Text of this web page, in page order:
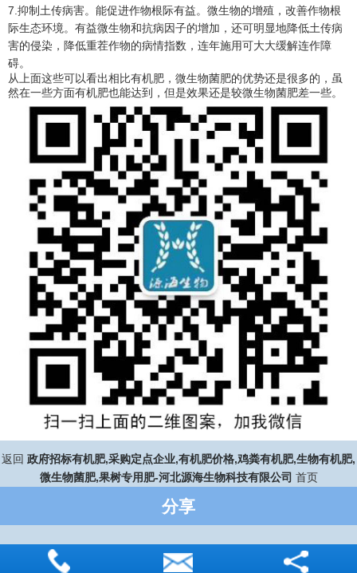
7.抑制土传病害。能促进作物根际有益。微生物的增殖，改善作物根
际生态环境。有益微生物和抗病因子的增加，还可明显地降低土传病
害的侵染，降低重茬作物的病情指数，连年施用可大大缓解连作障
碍。
从上面这些可以看出相比有机肥，微生物菌肥的优势还是很多的，虽
然在一些方面有机肥也能达到，但是效果还是较微生物菌肥差一些。
返回 政府招标有机肥,采购定点企业,有机肥价格,鸡粪有机肥,生物有机肥,
微生物菌肥,果树专用肥-河北源海生物科技有限公司 首页
分享